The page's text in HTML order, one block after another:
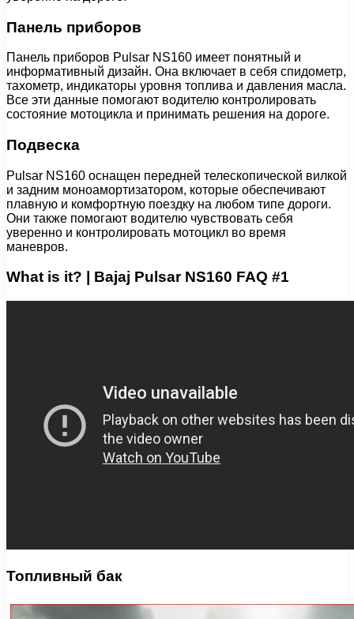
Панель приборов
Панель приборов Pulsar NS160 имеет понятный и
информативный дизайн. Она включает в себя спидометр,
тахометр, индикаторы уровня топлива и давления масла.
Все эти данные помогают водителю контролировать
состояние мотоцикла и принимать решения на дороге.
Подвеска
Pulsar NS160 оснащен передней телескопической вилкой
и задним моноамортизатором, которые обеспечивают
плавную и комфортную поездку на любом типе дороги.
Они также помогают водителю чувствовать себя
уверенно и контролировать мотоцикл во время
маневров.
What is it? | Bajaj Pulsar NS160 FAQ #1
Топливный бак